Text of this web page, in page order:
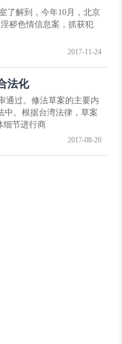
了解到，今年10月，北京
秽色情信息案，抓获犯
2017-11-24
法化
通过。修法草案的主要内
中。根据台湾法律，草案
细节进行商
2017-08-20